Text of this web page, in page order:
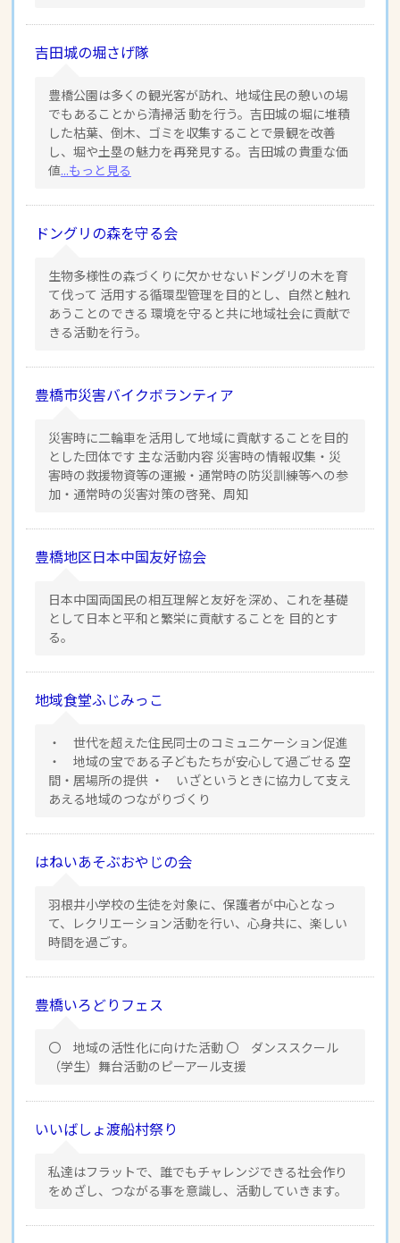
吉田城の堀さげ隊
豊橋公園は多くの観光客が訪れ、地域住民の憩いの場
でもあることから清掃活 動を行う。吉田城の堀に堆積
した枯葉、倒木、ゴミを収集することで景観を改善
し、堀や土塁の魅力を再発見する。吉田城の貴重な価
値...もっと見る
ドングリの森を守る会
生物多様性の森づくりに欠かせないドングリの木を育
て伐って 活用する循環型管理を目的とし、自然と触れ
あうことのできる 環境を守ると共に地域社会に貢献で
きる活動を行う。
豊橋市災害バイクボランティア
災害時に二輪車を活用して地域に貢献することを目的
とした団体です 主な活動内容 災害時の情報収集・災
害時の救援物資等の運搬・通常時の防災訓練等への参
加・通常時の災害対策の啓発、周知
豊橋地区日本中国友好協会
日本中国両国民の相互理解と友好を深め、これを基礎
として日本と平和と繁栄に貢献することを 目的とす
る。
地域食堂ふじみっこ
・ 世代を超えた住民同士のコミュニケーション促進
・ 地域の宝である子どもたちが安心して過ごせる 空
間・居場所の提供 ・ いざというときに協力して支え
あえる地域のつながりづくり
はねいあそぶおやじの会
羽根井小学校の生徒を対象に、保護者が中心となっ
て、レクリエーション活動を行い、心身共に、楽しい
時間を過ごす。
豊橋いろどりフェス
〇 地域の活性化に向けた活動 〇 ダンススクール
（学生）舞台活動のピーアール支援
いいばしょ渡船村祭り
私達はフラットで、誰でもチャレンジできる社会作り
をめざし、つながる事を意識し、活動していきます。